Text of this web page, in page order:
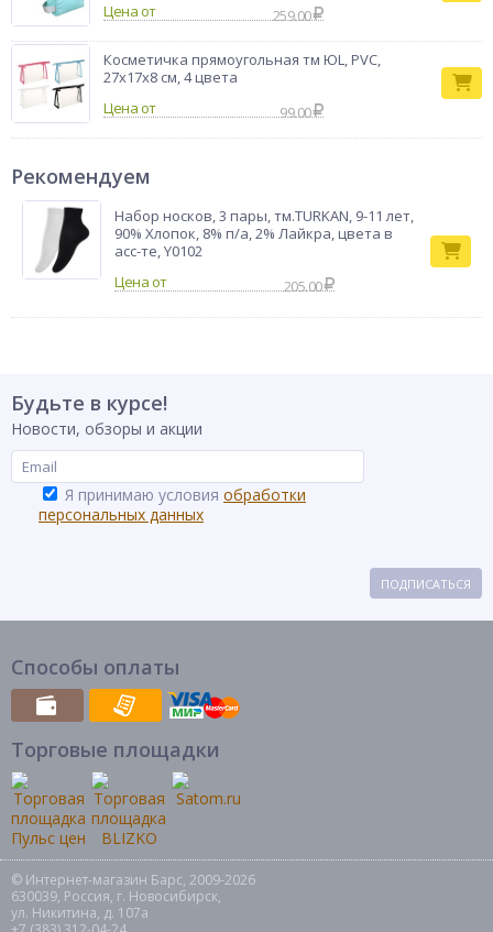
Цена от
259.00
Косметичка прямоугольная тм ЮL, PVC,
27х17х8 см, 4 цвета
Цена от
99.00
Рекомендуем
Набор носков, 3 пары, тм.TURKAN, 9-11 лет,
90% Хлопок, 8% п/а, 2% Лайкра, цвета в
асс-те, Y0102
205.00
Будьте в курсе!
Новости, обзоры и акции
Я принимаю условия обработки
персональных данных
ПОДПИСАТЬСЯ
Способы оплаты
Торговые площадки
© Интернет-магазин Барс, 2009-2026
630039, Россия, г. Новосибирск,
ул. Никитина, д. 107а